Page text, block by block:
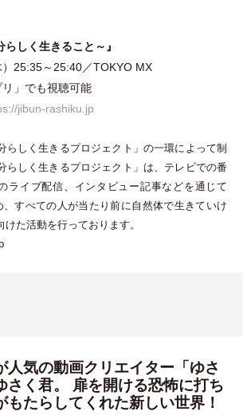
らしく生きること～』
） 25:35～25:40／TOKYO MX
」 でも視聴可能
jibun-rashiku.jp
らしく生きるプロジェクト 」 の一環によって制
らしく生きるプロジェクト 」 は、テレビでの番
ライブ配信、インタビュー記事などを通じて
、すべての人が当たり前に自然体で生きていけ
た活動を行っております。
人気の動画クリエイター「ゆさ
さく君。 扉を開ける恐怖に打ち
もたらしてくれた新しい世界！